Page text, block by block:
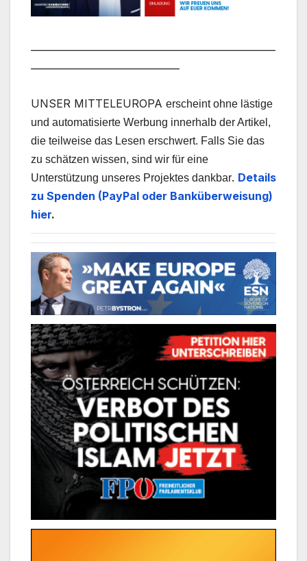
UNSER MITTELEUROPA erscheint ohne lästige
und automatisierte Werbung innerhalb der Artikel,
die teilweise das Lesen erschwert. Falls Sie das
zu schätzen wissen, sind wir für eine
Unterstützung unseres Projektes dankbar. Details
zu Spenden (PayPal oder Banküberweisung)
hier.